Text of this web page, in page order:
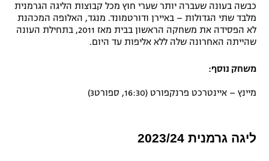
כבשה בעונה שעברה יותר שערי חוץ מכל קבוצות הליגה הגרמנית
מלבד שתי הגדולות – באיירן ודורטמונד. מנגד, האלופה המכהנת
לא הפסידה את משחקה הראשון בבית מאז 2011, בתחילת העונה
שהייתה האחרונה שלה ללא אליפות עד היום.
משחק נוסף:
מיינץ – איינטרכט פרנקפורט (16:30, ספורט3)
ליגה גרמנית 2023/24